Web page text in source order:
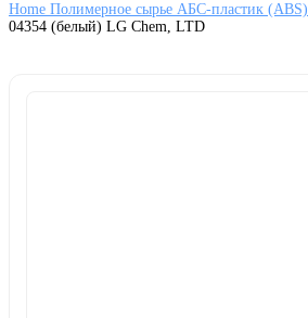
Home Полимерное сырье АБС-пластик (ABS)
04354 (белый) LG Chem, LTD